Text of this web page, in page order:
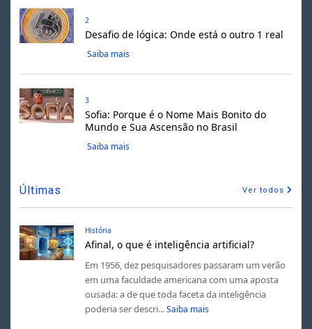
2
Desafio de lógica: Onde está o outro 1 real
Saiba mais
3
Sofia: Porque é o Nome Mais Bonito do
Mundo e Sua Ascensão no Brasil
Saiba mais
Últimas Ver todos
História
Afinal, o que é inteligência artificial?
Em 1956, dez pesquisadores passaram um verão
em uma faculdade americana com uma aposta
ousada: a de que toda faceta da inteligência
poderia ser descri... Saiba mais